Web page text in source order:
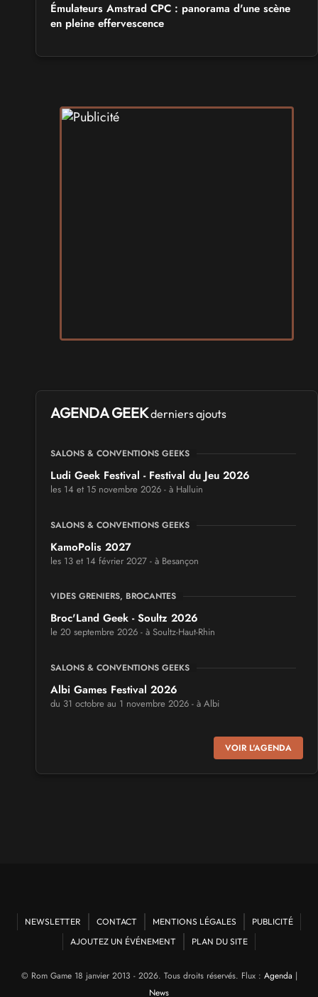
Émulateurs Amstrad CPC : panorama d'une scène
en pleine effervescence
AGENDA GEEKderniers ajouts
SALONS & CONVENTIONS GEEKS
Ludi Geek Festival - Festival du Jeu 2026
les 14 et 15 novembre 2026 - à Halluin
SALONS & CONVENTIONS GEEKS
KamoPolis 2027
les 13 et 14 février 2027 - à Besançon
VIDES GRENIERS, BROCANTES
Broc'Land Geek - Soultz 2026
le 20 septembre 2026 - à Soultz-Haut-Rhin
SALONS & CONVENTIONS GEEKS
Albi Games Festival 2026
du 31 octobre au 1 novembre 2026 - à Albi
Virtual Calais - salon du jeu vidéo et des loisirs
numériques 2026
Mang'Azur 2027
les 24 et 25 avril 2027 - à Toulon
Play Azur Festival 2027
VOIR L'AGENDA
NEWSLETTER CONTACT MENTIONS LÉGALES
PUBLICITÉ
AJOUTEZ UN ÉVÉNEMENT
PLAN DU SITE
© Rom Game 18 janvier 2013 - 2026. Tous droits réservés. Flux : Agenda |
News